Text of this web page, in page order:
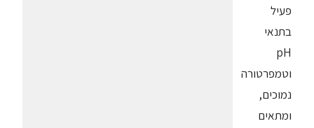
פעיל
בתנאי
pH
וטמפרטורה
נמוכים,
ומתאים